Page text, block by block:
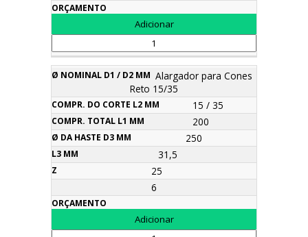
Alargador para Cones
Reto 15/35
15 / 35
200
250
31,5
25
6